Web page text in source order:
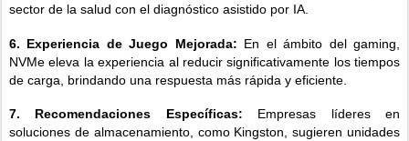
sector de la salud con el diagnóstico asistido por IA.
6. Experiencia de Juego Mejorada: En el ámbito del gaming,
NVMe eleva la experiencia al reducir significativamente los tiempos
de carga, brindando una respuesta más rápida y eficiente.
7. Recomendaciones Específicas: Empresas líderes en
soluciones de almacenamiento, como Kingston, sugieren unidades